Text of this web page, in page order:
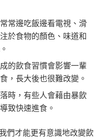
常邊吃飯邊看電視、滑
於食物的顏色、味道和
的飲食習慣會影響一輩
，長大後也很難改變。
時，有些人會藉由暴飲
致快速進食。
們才能更有意識地改變飲